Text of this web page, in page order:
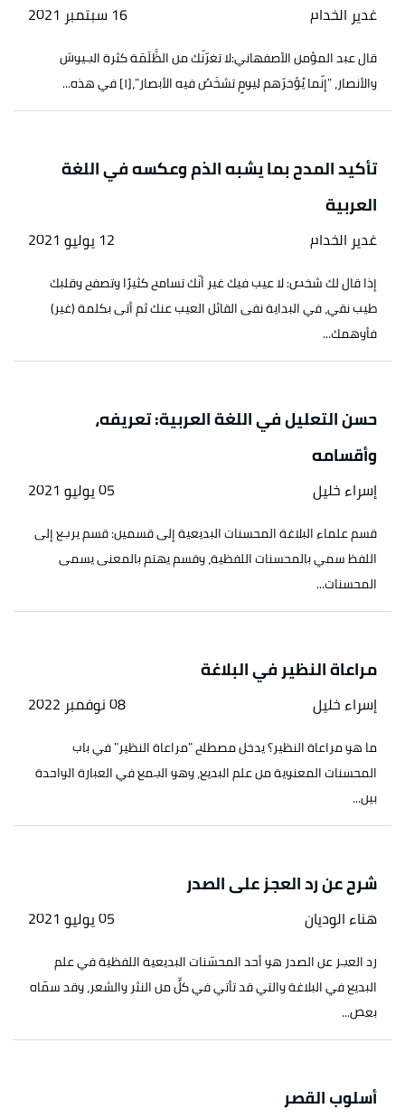
غدير الخدام 16 سبتمبر 2021
قال عبد المؤمن الأصفهاني:لا تغرّنّك من الظَّلَمَة كثرة الجيوش
والأنصار، "إنّما يُؤخرّهم ليومٍ تشخَصُ فيه الأبصار"،[١] في هذه...
تأكيد المدح بما يشبه الذم وعكسه في اللغة
العربية
غدير الخدام 12 يوليو 2021
إذا قال لك شخص: لا عيب فيك غير أنّك تسامح كثيرًا وتصفح وقلبك
طيب نقي، في البداية نفى القائل العيب عنك ثم أتى بكلمة (غير)
فأوهمك...
حسن التعليل في اللغة العربية: تعريفه،
وأقسامه
إسراء خليل 05 يوليو 2021
قسم علماء البلاغة المحسنات البديعية إلى قسمين: قسم يرجع إلى
اللفظ سمي بالمحسنات اللفظية، وقسم يهتم بالمعنى يسمى
المحسنات...
مراعاة النظير في البلاغة
إسراء خليل 08 نوفمبر 2022
ما هو مراعاة النظير؟ يدخل مصطلح "مراعاة النظير" في باب
المحسنات المعنوية من علم البديع، وهو الجمع في العبارة الواحدة
بين...
شرح عن رد العجز على الصدر
هناء الوديان 05 يوليو 2021
رد العجز عن الصدر هو أحد المحسّنات البديعية اللفظية في علم
البديع في البلاغة والتي قد تأتي في كلٍّ من النثر والشعر، وقد سمّاه
بعض...
أسلوب القصر